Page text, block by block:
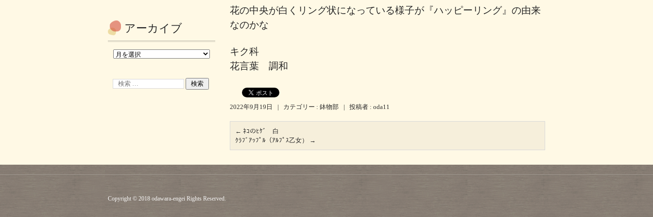
花の中央が白くリング状になっている様子が『ハッピーリング』の由来
なのかな
キク科
花言葉 調和
2022年9月19日 | カテゴリー : 鉢物部 | 投稿者 : oda11
← ﾈｺのﾋｹﾞ 白
ｸﾗﾌﾞｱｯﾌﾟﾙ（ｱﾙﾌﾟｽ乙女）
→
アーカイブ
Copyright © 2018 odawara-engei Rights Reserved.